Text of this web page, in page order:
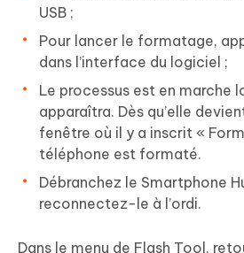
USB ;
Pour lancer le formatage,
dans l’interface du logiciel ;
Le processus est en marche
apparaîtra. Dès qu’elle
fenêtre où il y a inscrit «
téléphone est formaté.
Débranchez le Smartphone
reconnectez-le à l’ordi.
Dans le menu de Flash Tool,